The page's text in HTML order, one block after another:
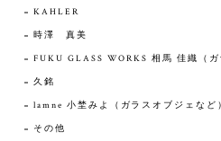
KAHLER
時澤 真美
FUKU GLASS WORKS 相馬 佳織（ガ
久銘
lamne 小埜みよ（ガラスオブジェなど
その他